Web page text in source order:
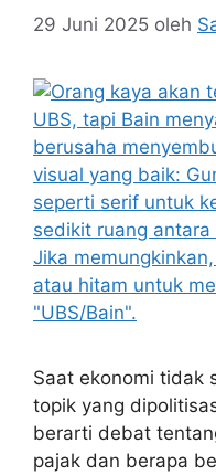
29 Juni 2025 oleh
Saat ekonomi tidak
topik yang
berarti debat
pajak dan berapa